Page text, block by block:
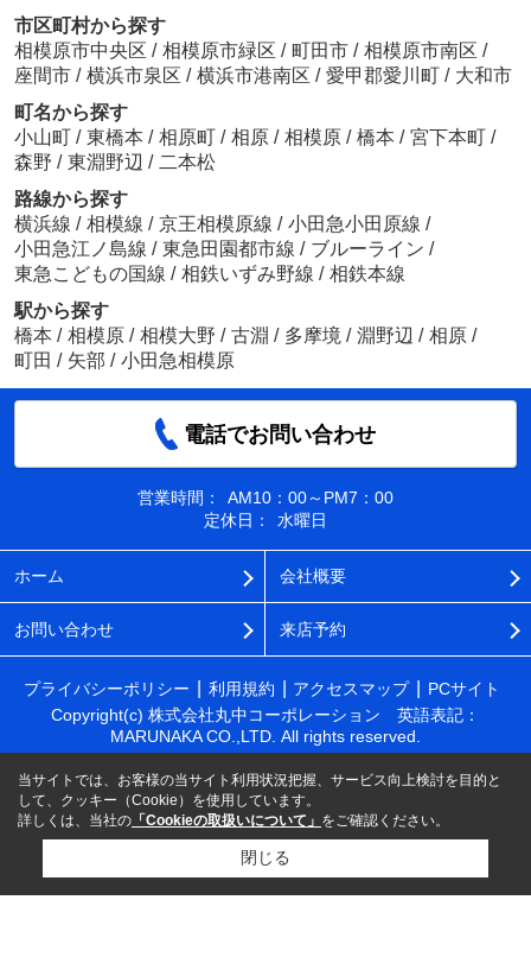
市区町村から探す
相模原市中央区 / 相模原市緑区 / 町田市 / 相模原市南区 /
座間市 / 横浜市泉区 / 横浜市港南区 / 愛甲郡愛川町 / 大和市
町名から探す
小山町 / 東橋本 / 相原町 / 相原 / 相模原 / 橋本 / 宮下本町 /
森野 / 東淵野辺 / 二本松
路線から探す
横浜線 / 相模線 / 京王相模原線 / 小田急小田原線 /
小田急江ノ島線 / 東急田園都市線 / ブルーライン /
東急こどもの国線 / 相鉄いずみ野線 / 相鉄本線
駅から探す
橋本 / 相模原 / 相模大野 / 古淵 / 多摩境 / 淵野辺 / 相原 /
町田 / 矢部 / 小田急相模原
電話でお問い合わせ
営業時間：
AM10：00～PM7：00
定休日：
水曜日
ホーム 会社概要
お問い合わせ 来店予約
プライバシーポリシー 利用規約 アクセスマップ
PCサイト
Copyright(c) 株式会社丸中コーポレーション 英語表記：
MARUNAKA CO.,LTD. All rights reserved.
当サイトでは、お客様の当サイト利用状況把握、サービス向上検討を目的と
して、クッキー（Cookie）を使用しています。
詳しくは、当社の 「Cookieの取扱いについて」 をご確認ください。
閉じる